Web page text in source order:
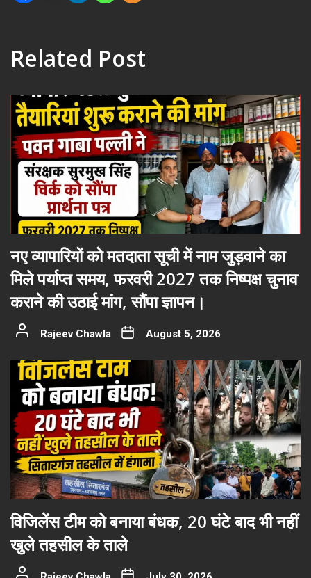
Related Post
नए व्यापारियों को मतदाता सूची में नाम जुड़वाने का
मिले पर्याप्त समय, फरवरी 2027 तक निष्पक्ष चुनाव
कराने की उठाई मांग, सौंपा ज्ञापन।
Rajeev Chawla August 5, 2026
विजिलेंस टीम को बनाया बंधक, 20 घंटे बाद भी नहीं
खुले तहसील के ताले